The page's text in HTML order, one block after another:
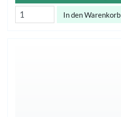
In den Warenkorb